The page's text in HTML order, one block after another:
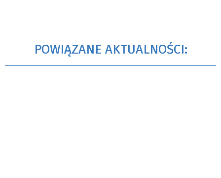
POWIĄZANE AKTUALNOŚCI: